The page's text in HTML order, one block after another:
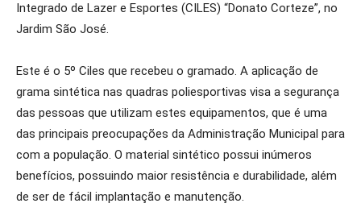
Integrado de Lazer e Esportes (CILES) “Donato Corteze”, no
Jardim São José.
Este é o 5º Ciles que recebeu o gramado. A aplicação de
grama sintética nas quadras poliesportivas visa a segurança
das pessoas que utilizam estes equipamentos, que é uma
das principais preocupações da Administração Municipal para
com a população. O material sintético possui inúmeros
benefícios, possuindo maior resistência e durabilidade, além
de ser de fácil implantação e manutenção.